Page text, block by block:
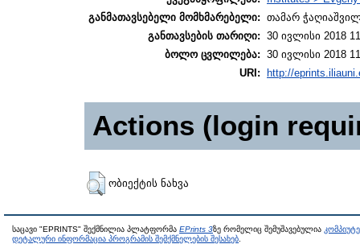
განმათავსებელი მომხმარებელი: თამარ
განთავსების თარიღი: 30 ივლისი 2018
ბოლო ცვლილება: 30 ივლისი 2018
URI:
http://
Actions (login
ობიექტის ნახვა
საცავი "EPRINTS" შექმნილია პლატფორმა EPrints 3ზე რომელიც შემუშავებულია
დეტალური ინფორმაცია პროგრამის შემქმნელების შესახებ